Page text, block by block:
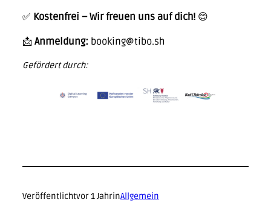
✅ Kostenfrei – Wir freuen uns auf dich!😊
📩 Anmeldung: booking@tibo.sh
Gefördert durch:
Veröffentlichtvor 1 JahrinAllgemein